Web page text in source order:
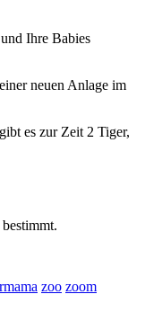
Ihre Babies
neuen Anlage im
es zur Zeit 2 Tiger,
zoo zoom